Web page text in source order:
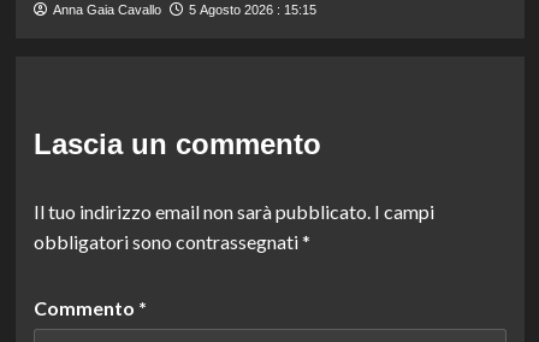
Anna Gaia Cavallo 5 Agosto 2026 : 15:15
Lascia un commento
Il tuo indirizzo email non sarà pubblicato. I campi
obbligatori sono contrassegnati*
Commento *